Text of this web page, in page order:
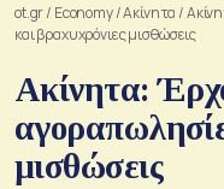
ot.gr/ Economy/Ακίνητα /
και βραχυχρόνιες μισθώσεις
Ακίνητα:
μισθώσεις